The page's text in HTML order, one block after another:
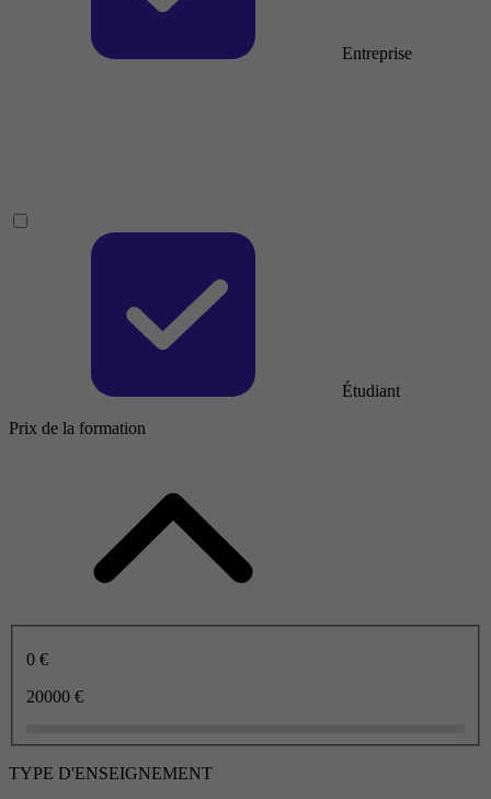
Entreprise
Étudiant
Prix de la formation
0 €
20000 €
TYPE D'ENSEIGNEMENT